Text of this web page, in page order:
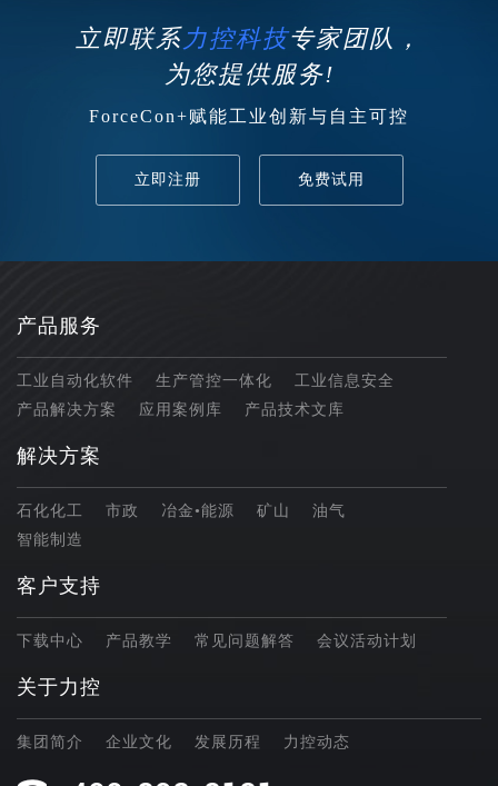
立即联系 力控科技专家团队，
为您提供服务!
ForceCon+赋能工业创新与自主可控
立即注册 免费试用
产品服务
工业自动化软件 生产管控一体化
工业信息安全
产品解决方案
应用案例库 产品技术文库
解决方案
石化化工 市政 冶金•能源 矿山
油气
智能制造
客户支持
下载中心 产品教学 常见问题解答 会议活动计划
关于力控
集团简介 企业文化 发展历程 力控动态